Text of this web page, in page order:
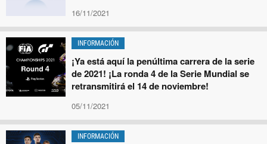
16/11/2021
INFORMACIÓN
¡Ya está aquí la penúltima carrera de la serie
de 2021! ¡La ronda 4 de la Serie Mundial se
retransmitirá el 14 de noviembre!
05/11/2021
INFORMACIÓN